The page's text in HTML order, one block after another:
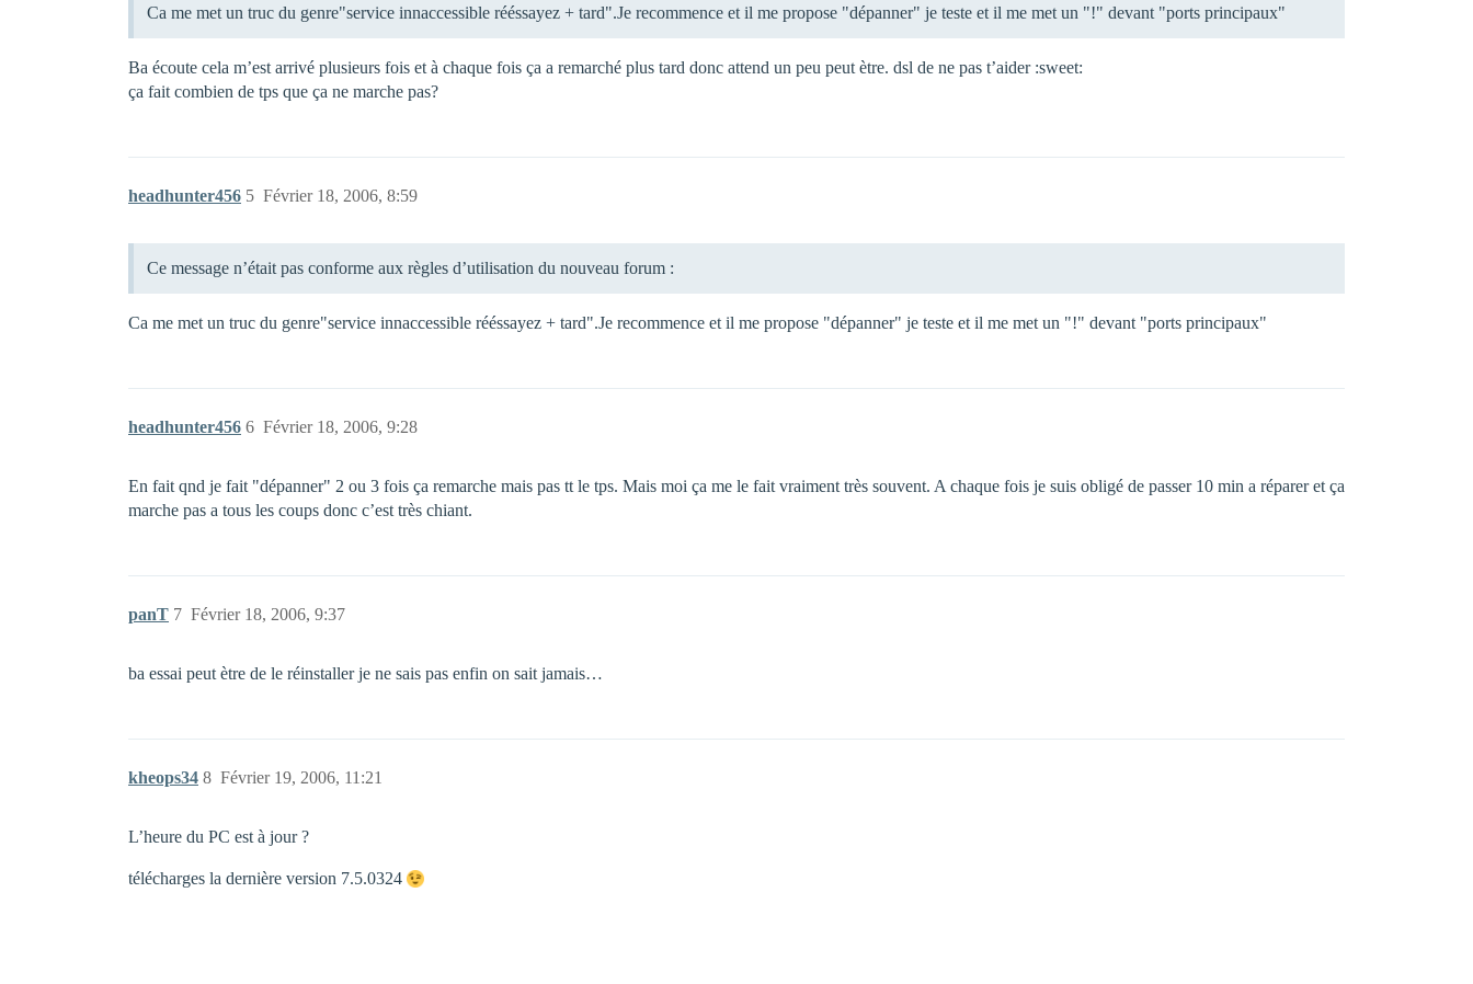
Ca me met un truc du genre"service innaccessible rééssayez + tard".Je recommence et il me propose "dépanner" je teste et il me met un "!" devant "ports principaux"
Ba écoute cela m’est arrivé plusieurs fois et à chaque fois ça a remarché plus tard donc attend un peu peut ètre. dsl de ne pas t’aider :sweet:
ça fait combien de tps que ça ne marche pas?
headhunter456 Février 18, 2006, 8:59
5
Ce message n’était pas conforme aux règles d’utilisation du nouveau forum :
Ca me met un truc du genre"service innaccessible rééssayez + tard".Je recommence et il me propose "dépanner" je teste et il me met un "!" devant "ports principaux"
headhunter456 Février 18, 2006, 9:28
6
En fait qnd je fait "dépanner" 2 ou 3 fois ça remarche mais pas tt le tps. Mais moi ça me le fait vraiment très souvent. A chaque fois je suis obligé de passer 10 min a réparer et ça
marche pas a tous les coups donc c’est très chiant.
panT Février 18, 2006, 9:37
7
ba essai peut ètre de le réinstaller je ne sais pas enfin on sait jamais…
kheops34 Février 19, 2006, 11:21
8
L’heure du PC est à jour ?
télécharges la dernière version 7.5.0324